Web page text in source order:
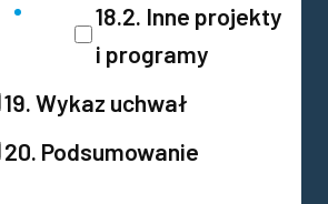
18.2. Inne projekty
i programy
19. Wykaz uchwał
20. Podsumowanie